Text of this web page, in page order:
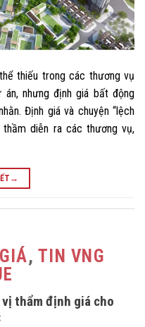
thiếu trong các thương vụ
án, nhưng định giá bất động
Định giá và chuyện “lệch
thầm diễn ra các thương vụ,
→
, TIN VNG
thẩm định giá cho